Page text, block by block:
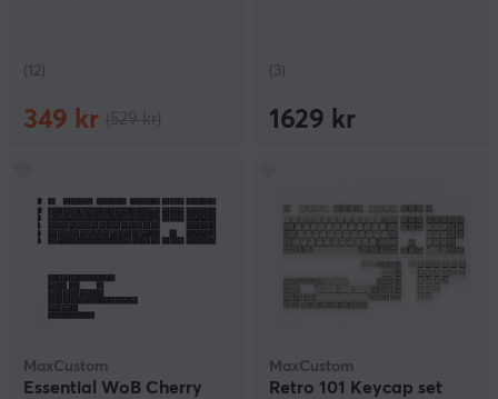
(12)
349 kr
(3)
1629 kr
MaxCustom
Essential WoB Cherry
MaxCustom
Retro 101 Keycap set